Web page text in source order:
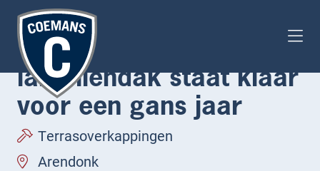
Dit Brustor B250 XL
lamellendak staat klaar
voor een gans jaar
Terrasoverkappingen
Arendonk